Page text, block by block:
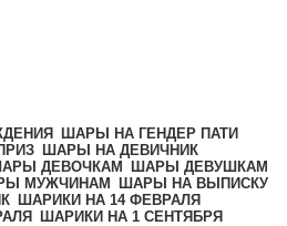
ШАРЫ НА ГЕНДЕР ПАТИ
ШАРЫ НА ДЕВИЧНИК
ДЕВОЧКАМ
ШАРЫ ДЕВУШКАМ
МУЖЧИНАМ
ШАРЫ НА ВЫПИСКУ
ШАРИКИ НА 14 ФЕВРАЛЯ
ШАРИКИ НА 1 СЕНТЯБРЯ